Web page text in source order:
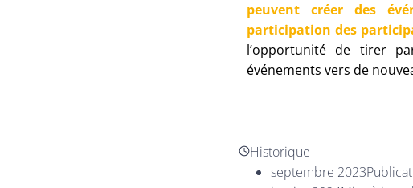
peuvent créer des
participation des
l’opportunité de tirer
événements vers de
Historique
septembre 2023